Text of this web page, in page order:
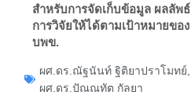
สำหรับการจัดเก็บข้อมูล ผลลัพธ์
การวิจัยให้ได้ตามเป้าหมายของ
บพข.
ผศ.ดร.ณัฐนันท์ ฐิติยาปราโมทย์
ผศ.ดร.ปัณณทัต กัลยา